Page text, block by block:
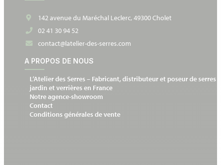
142 avenue du Maréchal Leclerc, 49300 Cholet
02 41 30 94 52
contact@latelier-des-serres.com
A PROPOS DE NOUS
L’Atelier des Serres – Fabricant, distributeur et poseur de serres
jardin et verrières en France
Notre agence-showroom
Contact
Conditions générales de vente